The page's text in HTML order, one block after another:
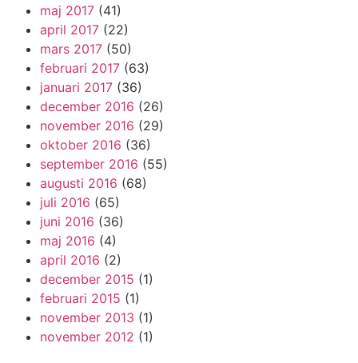
maj 2017 (41)
april 2017 (22)
mars 2017 (50)
februari 2017 (63)
januari 2017 (36)
december 2016 (26)
november 2016 (29)
oktober 2016 (36)
september 2016 (55)
augusti 2016 (68)
juli 2016 (65)
juni 2016 (36)
maj 2016 (4)
april 2016 (2)
december 2015 (1)
februari 2015 (1)
november 2013 (1)
november 2012 (1)